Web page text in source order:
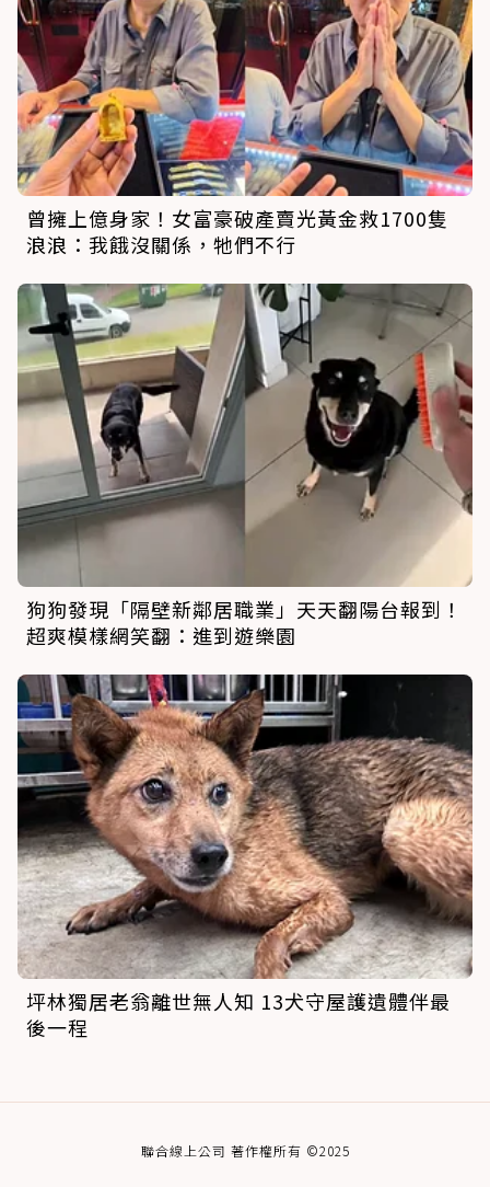
曾擁上億身家！女富豪破產賣光黃金救1700隻
浪浪：我餓沒關係，牠們不行
狗狗發現「隔壁新鄰居職業」天天翻陽台報到！
超爽模樣網笑翻：進到遊樂園
坪林獨居老翁離世無人知 13犬守屋護遺體伴最
後一程
聯合線上公司 著作權所有 ©2025